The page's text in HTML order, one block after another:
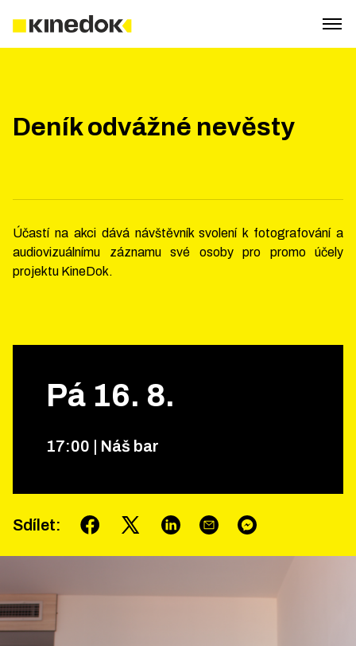
Deník odvážné nevěsty
Účastí na akci dává návštěvník svolení k fotografování a
audiovizuálnímu záznamu své osoby pro promo účely
projektu KineDok.
Pá 16. 8.
17:00 Náš bar
Sdílet: